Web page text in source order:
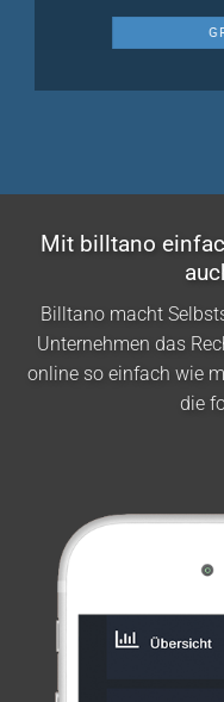
Mit billtano
Billtano macht
Unternehmen das
online so einfach wie
die